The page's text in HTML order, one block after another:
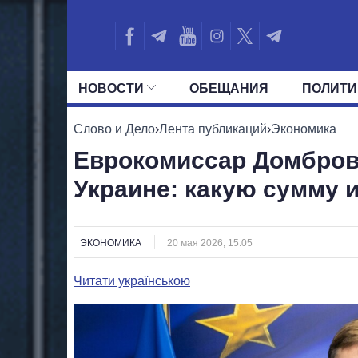
НОВОСТИ ОБЕЩАНИЯ
ВСЕ ПОЛИТИКИ ПРЕЗИДЕНТ И
Слово и Дело›Лента публикаций›Экономика
Еврокомиссар
Украине: какую сумму
ЭКОНОМИКА 20 мая 2026, 15:05
Читати українською